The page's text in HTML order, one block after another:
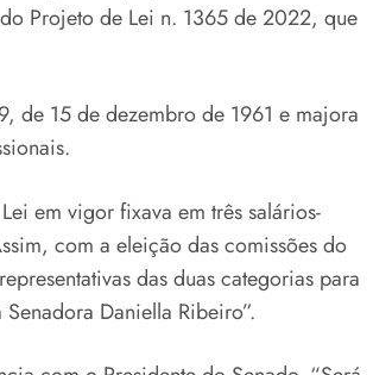
Projeto de Lei n. 1365 de 2022, que
de 15 de dezembro de 1961 e majora
em vigor fixava em três salários-
com a eleição das comissões do
das duas categorias para
Daniella Ribeiro”.